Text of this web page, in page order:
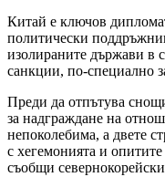
Китай е ключов
политически
изолираните държави в
санкции, по-специално
Преди да отпътува
за надграждане на
непоколебима, а двете
с хегемонията и
съобщи